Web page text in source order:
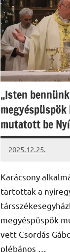
„Isten
mutatott be
2025.12.25.
Leiszt
Karácsony
tartottak a
megyéspüspök
vett Csordás
plébános …